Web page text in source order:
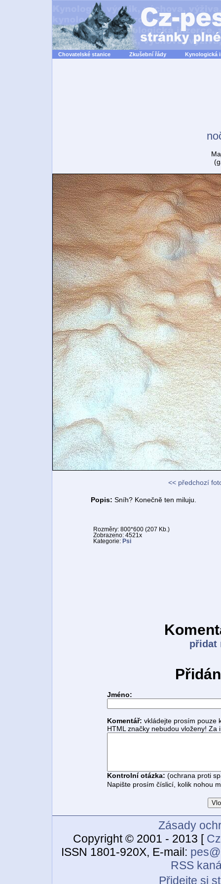
Chovatelské stanice Zkušební řády Kynologická
<< předchozí
Popis: Sníh? Konečně ten miluju.
Rozměry: 800*600 (207 Kb.)
Zobrazeno: 4521x
Kategorie: Psi
přidat
Jméno:
Komentář: vkládejte prosím pouze
HTML značky nebudou vloženy!
Kontrolní otázka: (ochrana proti
Napište prosím číslicí, kolik nohou
Zásady
Copyright © 2001 - 2013 [
ISSN 1801-920X, E-mail:
RSS
Přidejte si